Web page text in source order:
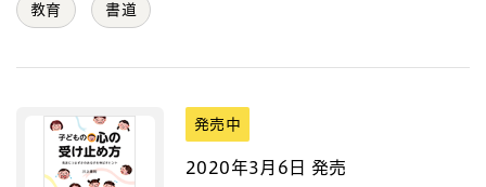
教育 書道
発売中
2020年3月6日 発売